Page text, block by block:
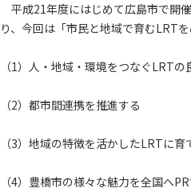
平成21年度にはじめて広島市で開
り、今回は「市民と地域で育むLRT
（1）人・地域・環境をつなぐLRT
（2）都市間連携を推進する
（3）地域の特徴を活かしたLRTに
（4）豊橋市の様々な魅力を全国へ